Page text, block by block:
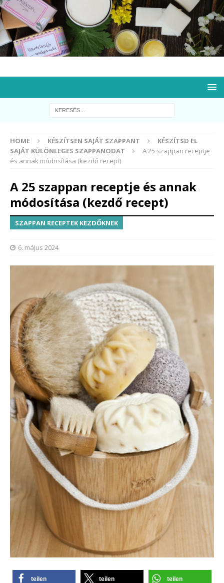
HOME KÉSZÍTSEN SAJÁT SZAPPANT
KÉSZÍTSD EL
SAJÁT KÜLÖNLEGES SZAPPANODAT
A 25 szappan receptje
és annak módosítása (kezdő recept)
A 25 szappan receptje és annak
módosítása (kezdő recept)
SZAPPAN RECEPTEK KEZDŐKNEK
6. május 2024
teilen teilen teilen